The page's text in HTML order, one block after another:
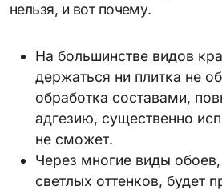
нельзя, и вот почему.
На большинстве видов
держаться ни плитка не
обработка составами,
адгезию, существенно
не сможет.
Через многие виды
светлых оттенков, будет